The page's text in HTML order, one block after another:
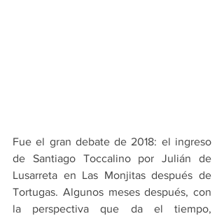
Fue el gran debate de 2018: el ingreso
de Santiago Toccalino por Julián de
Lusarreta en Las Monjitas después de
Tortugas. Algunos meses después, con
la perspectiva que da el tiempo,